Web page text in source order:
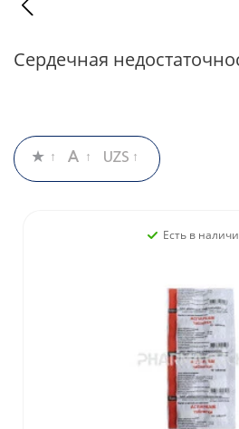
Сердечная
Есть в